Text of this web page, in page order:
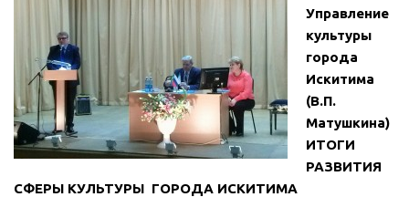
Управление
культуры
города
Искитима
(В.П.
Матушкина)
ИТОГИ
РАЗВИТИЯ
СФЕРЫ КУЛЬТУРЫ ГОРОДА ИСКИТИМА